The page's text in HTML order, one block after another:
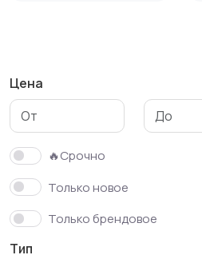
Цена
🔥Срочно
Только новое
Только брендовое
Тип